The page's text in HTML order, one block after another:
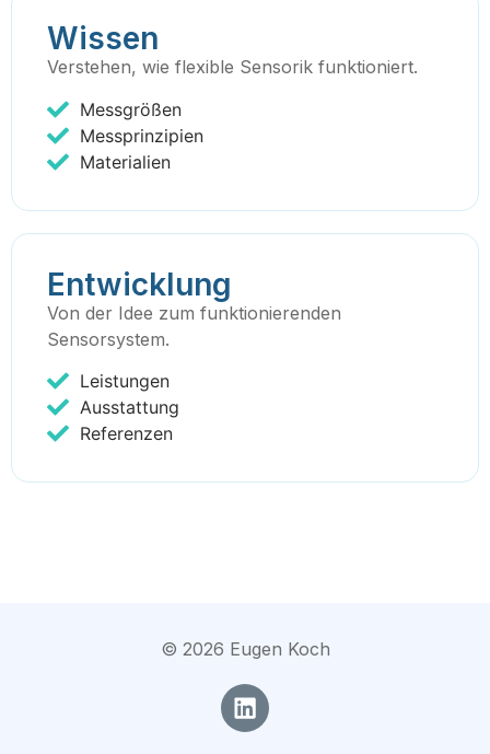
Wissen
Verstehen, wie flexible Sensorik funktioniert.
Messgrößen
Messprinzipien
Materialien
Entwicklung
Von der Idee zum funktionierenden
Sensorsystem.
Leistungen
Ausstattung
Referenzen
© 2026 Eugen Koch